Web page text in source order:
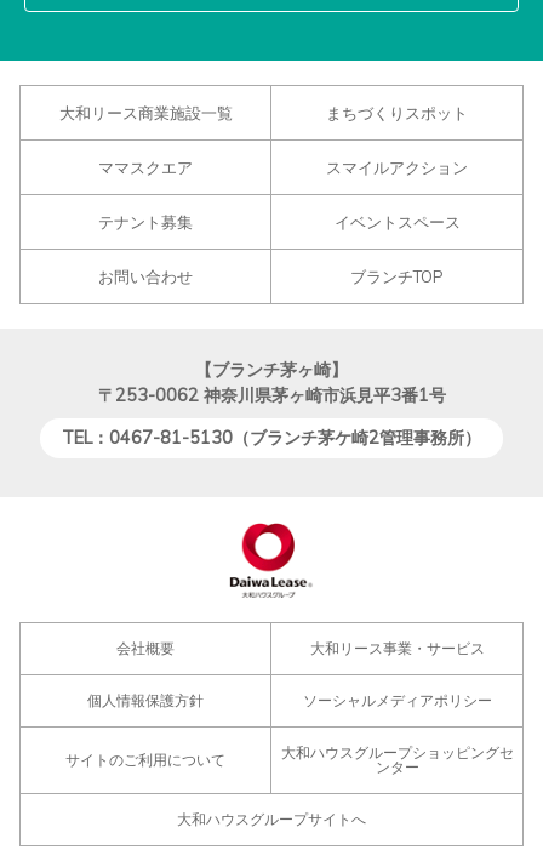
大和リース商業施設一覧 まちづくりスポット
ママスクエア スマイルアクション
テナント募集 イベントスペース
お問い合わせ ブランチTOP
【ブランチ茅ヶ崎】
〒253-0062 神奈川県茅ヶ崎市浜見平3番1号
TEL：0467-81-5130（ブランチ茅ケ崎2管理事務所）
会社概要 大和リース事業・サービス
個人情報保護方針 ソーシャルメディアポリシー
サイトのご利用について
大和ハウスグループショッピングセ
ンター
大和ハウスグループサイトへ